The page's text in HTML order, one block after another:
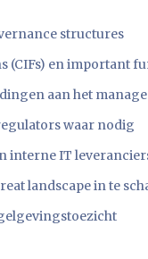
structures
(CIFs) en important
aan het
waar nodig
interne IT
landscape in te